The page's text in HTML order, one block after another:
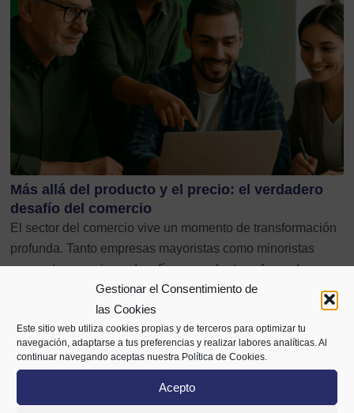
Gestionar el Consentimiento de
las Cookies
Este sitio web utiliza cookies propias y de terceros para optimizar tu
navegación, adaptarse a tus preferencias y realizar labores analíticas. Al
continuar navegando aceptas nuestra Política de Cookies.
Acepto
Más allá del producto y el precio: el verdadero
desafío del comercio
El sector del comercio vive un momento de transformación
profunda. Tanto empresas mayoristas como minoristas
comparten un mismo desafío que se ha transformado…